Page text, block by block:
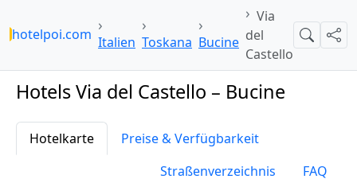
hotelpoi.com Italien Toskana Bucine
Via
del
Castello
Suche
Hotels Via del Castello – Bucine
Hotelkarte
Preise & Verfügbarkeit
Straßenverzeichnis
FAQ